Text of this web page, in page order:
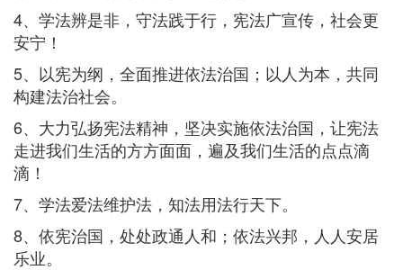
4、学法辨是非，守法践于行，宪法广宣传，社会更
安宁！
5、以宪为纲，全面推进依法治国；以人为本，共同
构建法治社会。
6、大力弘扬宪法精神，坚决实施依法治国，让宪法
走进我们生活的方方面面，遍及我们生活的点点滴
滴！
7、学法爱法维护法，知法用法行天下。
8、依宪治国，处处政通人和；依法兴邦，人人安居
乐业。